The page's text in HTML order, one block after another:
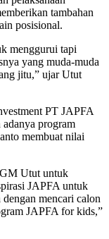
tambahan
posisional.
menggurui tapi
yang muda-muda
jitu,” ujar Utut
PT JAPFA
program
membuat nilai
Utut untuk
JAPFA untuk
mencari calon
JAPFA for kids,”